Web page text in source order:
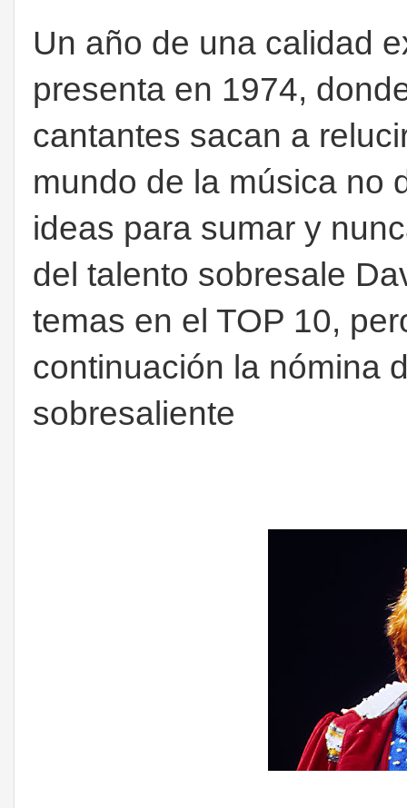
Un año de una calidad
presenta en 1974,
cantantes sacan a
mundo de la música no
ideas para sumar y
del talento sobresale
temas en el TOP 10,
continuación la nómina
sobresaliente